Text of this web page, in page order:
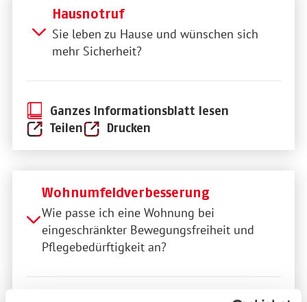
Hausnotruf
Sie leben zu Hause und wünschen sich
mehr Sicherheit?
Ganzes Informationsblatt lesen
Teilen
Drucken
Wohnumfeldverbesserung
Wie passe ich eine Wohnung bei
eingeschränkter Bewegungsfreiheit und
Pflegebedürftigkeit an?